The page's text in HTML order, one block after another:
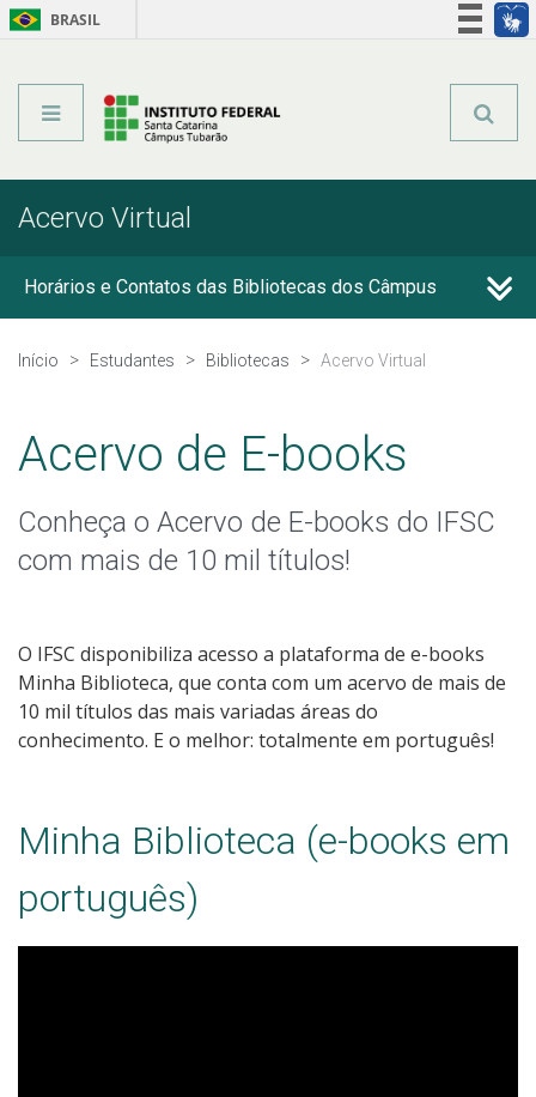
BRASIL
Acervo Virtual
Horários e Contatos das Bibliotecas dos Câmpus
Acervo Virtual
Capacitações Online
Normas ABNT
Início Estudantes Bibliotecas Acervo Virtual
Acervo de E-books
Conheça o Acervo de E-books do IFSC
com mais de 10 mil títulos!
O IFSC disponibiliza acesso a plataforma de e-books
Minha Biblioteca, que conta com um acervo de mais de
10 mil títulos das mais variadas áreas do
conhecimento. E o melhor: totalmente em português!
Minha Biblioteca (e-books em
português)